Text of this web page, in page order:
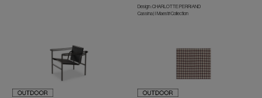
Design : CHARLOTTE PERRIAND
Cassina | I Maestri Collection